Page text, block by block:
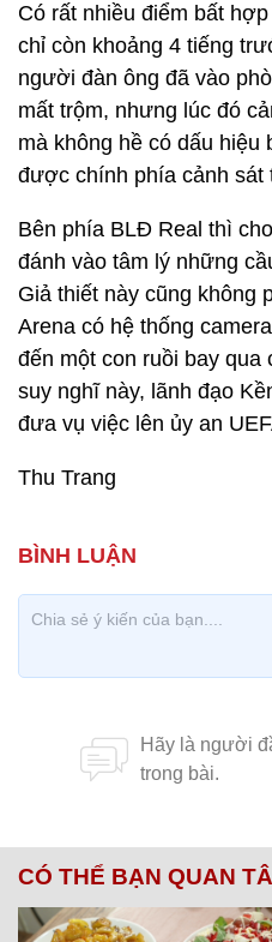
Có rất nhiều điểm bất
chỉ còn khoảng 4 tiếng
người đàn ông đã vào
mất trộm, nhưng lúc đó
mà không hề có dấu hiệu
được chính phía cảnh sát
Bên phía BLĐ Real thì
đánh vào tâm lý những
Giả thiết này cũng không
Arena có hệ thống
đến một con ruồi bay qua
suy nghĩ này, lãnh đạo
đưa vụ việc lên ủy an
Thu Trang
CÓ THỂ BẠN QUAN